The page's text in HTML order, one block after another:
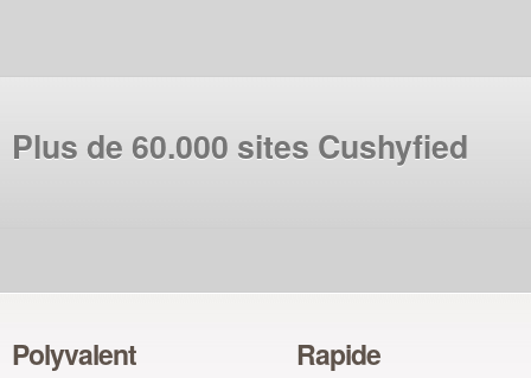
Plus de 60.000 sites Cushyfied
Polyvalent Rapide